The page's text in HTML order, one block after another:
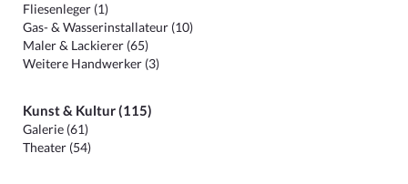
Fliesenleger (1)
Gas- & Wasserinstallateur (10)
Maler & Lackierer (65)
Weitere Handwerker (3)
Kunst & Kultur (115)
Galerie (61)
Theater (54)